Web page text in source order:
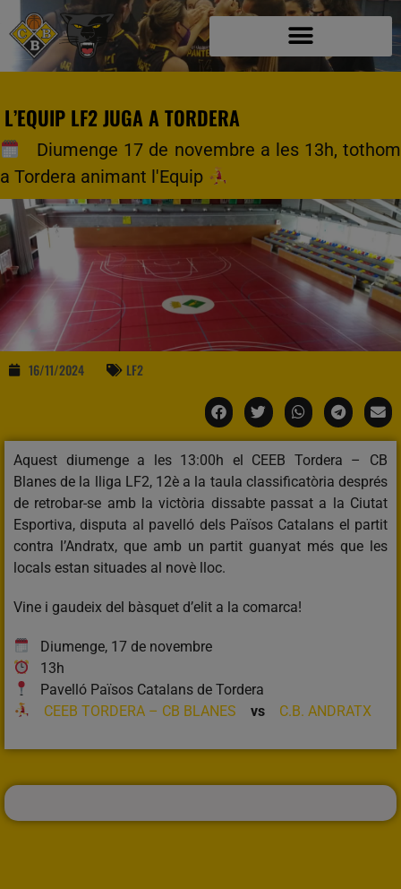
L’EQUIP LF2 JUGA A TORDERA
Diumenge 17 de novembre a les 13h, tothom
a Tordera animant l'Equip
16/11/2024 LF2
Aquest diumenge a les 13:00h el CEEB Tordera – CB
Blanes de la lliga LF2, 12è a la taula classificatòria després
de retrobar-se amb la victòria dissabte passat a la Ciutat
Esportiva, disputa al pavelló dels Països Catalans el partit
contra l’Andratx, que amb un partit guanyat més que les
locals estan situades al novè lloc.
Vine i gaudeix del bàsquet d’elit a la comarca!
Diumenge, 17 de novembre
13h
Pavelló Països Catalans de Tordera
CEEB TORDERA – CB BLANES
vs C.B. ANDRATX